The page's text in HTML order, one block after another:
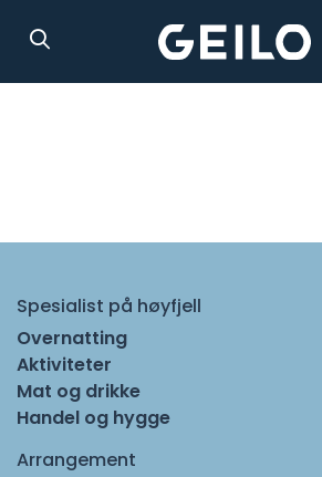
Spesialist på høyfjell
Overnatting
Aktiviteter
Mat og drikke
Handel og hygge
Arrangement